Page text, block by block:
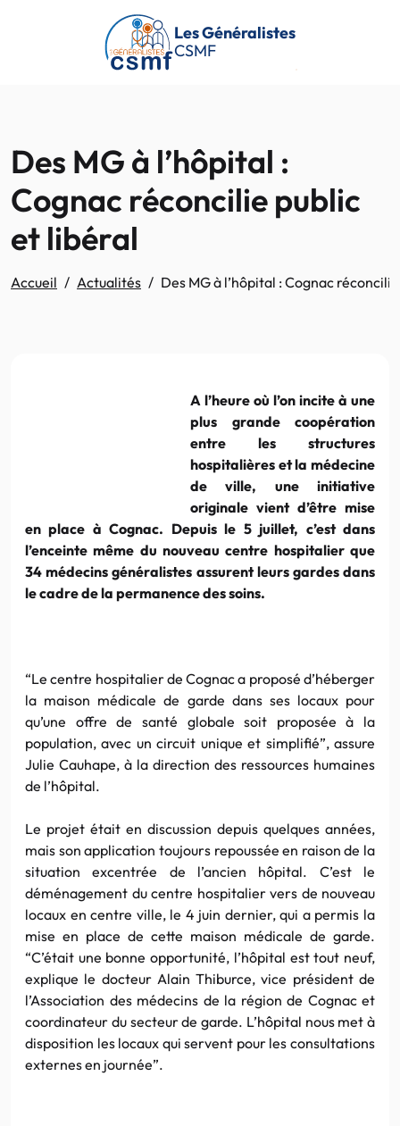
Passer au contenu principal
Les Généralistes
CSMF
Des MG à l’hôpital :
Cognac réconcilie public
et libéral
Accueil Actualités Des MG à l’hôpital : Cognac
A l’heure où l’on incite à une
plus grande coopération
entre les structures
hospitalières et la médecine
de ville, une initiative
originale vient d’être mise
en place à Cognac. Depuis le 5 juillet, c’est dans
l’enceinte même du nouveau centre hospitalier que
34 médecins généralistes assurent leurs gardes dans
le cadre de la permanence des soins.
“Le centre hospitalier de Cognac a proposé d’héberger
la maison médicale de garde dans ses locaux pour
qu’une offre de santé globale soit proposée à la
population, avec un circuit unique et simplifié”, assure
Julie Cauhape, à la direction des ressources humaines
de l’hôpital.
Le projet était en discussion depuis quelques années,
mais son application toujours repoussée en raison de la
situation excentrée de l’ancien hôpital. C’est le
déménagement du centre hospitalier vers de nouveau
locaux en centre ville, le 4 juin dernier, qui a permis la
mise en place de cette maison médicale de garde.
“C’était une bonne opportunité, l’hôpital est tout neuf,
explique le docteur Alain Thiburce, vice président de
l’Association des médecins de la région de Cognac et
coordinateur du secteur de garde. L’hôpital nous met à
disposition les locaux qui servent pour les consultations
externes en journée”.